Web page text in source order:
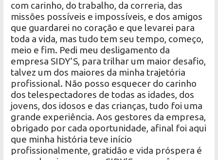
com carinho, do trabalho, da correria, das
missões possíveis e impossíveis, e dos amigos
que guardarei no coração e que levarei para
toda a vida, mas tudo tem seu tempo, começo,
meio e fim. Pedi meu desligamento da
empresa SIDY’S, para trilhar um maior desafio,
talvez um dos maiores da minha trajetória
profissional. Não posso esquecer do carinho
dos telespectadores de todas as idades, dos
jovens, dos idosos e das crianças, tudo foi uma
grande experiência. Aos gestores da empresa,
obrigado por cada oportunidade, afinal foi aqui
que minha história teve início
profissionalmente, gratidão e vida próspera é